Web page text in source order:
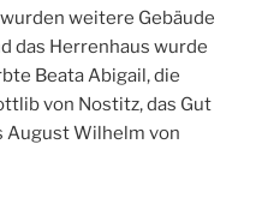
weitere Gebäude
das Herrenhaus wurde
Beata Abigail, die
von Nostitz, das Gut
August Wilhelm von